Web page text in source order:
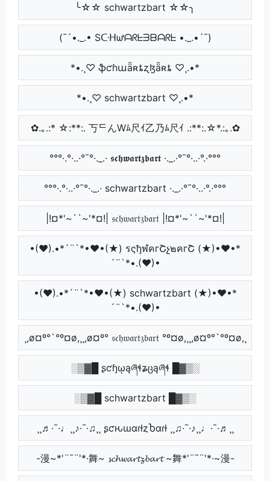
╰☆☆ schwartzbart ☆☆╮
(¯´•._.• Sᑢᕼᘺᗩᖇᖶᗱᗷᗩᖇᖶ •._.•´¯)
*•.¸♡ ֆƈɦաǟʀȶʐɮǟʀȶ ♡¸.•*
*•.¸♡ schwartzbart ♡¸.•*
✿.｡.:* ☆:**:. 丂ᄃんWﾑ尺ｲ乙乃ﾑ尺ｲ .:**:.☆*.:｡.✿
°°°·.°·..·°¯°·._.· 𝖘𝖈𝖍𝖜𝖆𝖗𝖙𝖟𝖇𝖆𝖗𝖙 ·._.·°¯°·..·°.·°°°
°°°·.°·..·°¯°·._.· schwartzbart ·._.·°¯°·..·°.·°°°
|!¤*'~``~'*¤!| 𝔰𝔠𝔥𝔴𝔞𝔯𝔱𝔷𝔟𝔞𝔯𝔱 |!¤*'~``~'*¤!|
•(♥).•*´¨`*•♥•(★) รςђฬคгՇչ๒คгՇ (★)•♥•*
´¨`*•.(♥)•
•(♥).•*´¨`*•♥•(★) schwartzbart (★)•♥•*
´¨`*•.(♥)•
¸,ø¤º°`°º¤ø,¸¸,ø¤º° 𝔰𝔠𝔥𝔴𝔞𝔯𝔱𝔷𝔟𝔞𝔯𝔱 °º¤ø,¸¸,ø¤º°`°º¤ø,¸
░▒▓█ ʂƈɧῳąཞɬʑცąཞɬ █▓▒░
░▒▓█ schwartzbart █▓▒░
¸¸♬·¯·♩¸¸♪·¯·♫¸¸ ʂƈԋɯαɾƚȥႦαɾƚ ¸¸♫·¯·♪¸¸♩·¯·♬¸¸
-漫~*'¨¯¨'*·舞~ 𝓼𝓬𝓱𝔀𝓪𝓻𝓽𝔃𝓫𝓪𝓻𝓽 ~舞*'¨¯¨'*·~漫-